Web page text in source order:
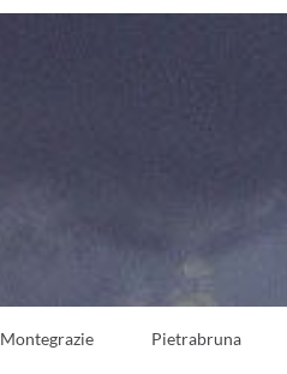
Montegrazie Pietrabruna